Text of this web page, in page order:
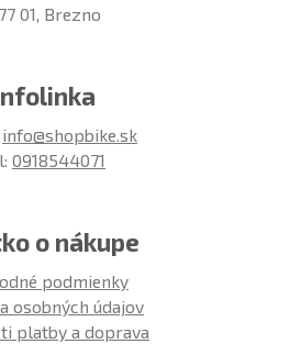
01, Brezno
info@shopbike.sk
0918544071
o nákupe
podmienky
osobných údajov
platby a doprava